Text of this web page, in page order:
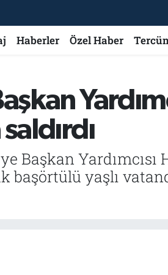
Haberler Özel Haber
Başkan
başörtülü yaşlı